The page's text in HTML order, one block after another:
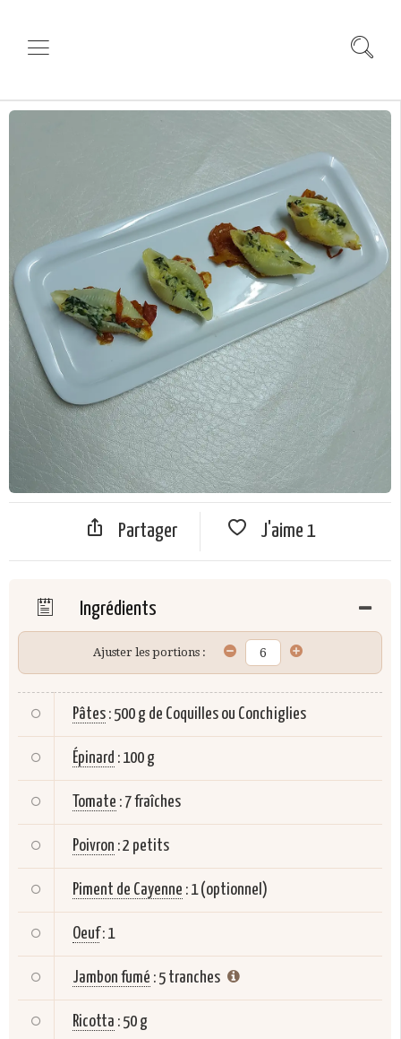
Partager J'aime 1
Ingrédients
Ajuster les portions :
Pâtes : 500 g de Coquilles ou Conchiglies
Épinard : 100 g
Tomate : 7 fraîches
Poivron :2 petits
Piment de Cayenne : 1 (optionnel)
Oeuf : 1
Jambon fumé : 5 tranches
Ricotta : 50 g